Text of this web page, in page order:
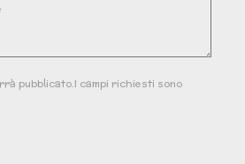
pubblicato.I campi richiesti sono